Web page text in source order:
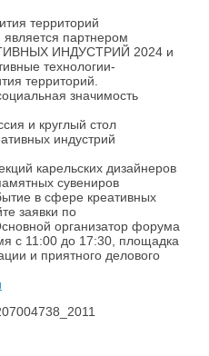
территорий
является партнером
ИНДУСТРИЙ 2024 и
технологии-
территорий.
значимость
и круглый стол
индустрий
карельских дизайнеров
сувениров
в сфере креативных
заявки по
организатор форума
с 11:00 до 17:30, площадка
и приятного делового